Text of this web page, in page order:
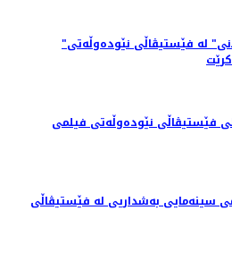
"بێنیشتمان"ی "توورج ئەسڵانی" لە فێستیڤاڵی نێودەوڵەتی
فێستیڤاڵی نێودەوڵەتی فیلمی
سینەمایی بەشداریی لە فێستیڤاڵی